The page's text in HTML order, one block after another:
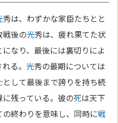
秀は、わずかな家臣たちとと
戦後の光秀は、疲れ果てた状
なり、最後には裏切りによ
る。 光秀の最期については
として最後まで誇りを持ち続
残っている。彼の死は天下
の終わりを意味し、同時に戦